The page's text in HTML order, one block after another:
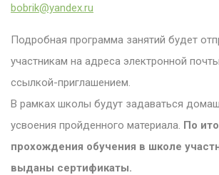
bobrik@yandex.ru
Подробная программа занятий будет
участникам на адреса электронной
ссылкой-приглашением.
В рамках школы будут задаваться
усвоения пройденного материала. По
прохождения обучения в школе
выданы сертификаты.